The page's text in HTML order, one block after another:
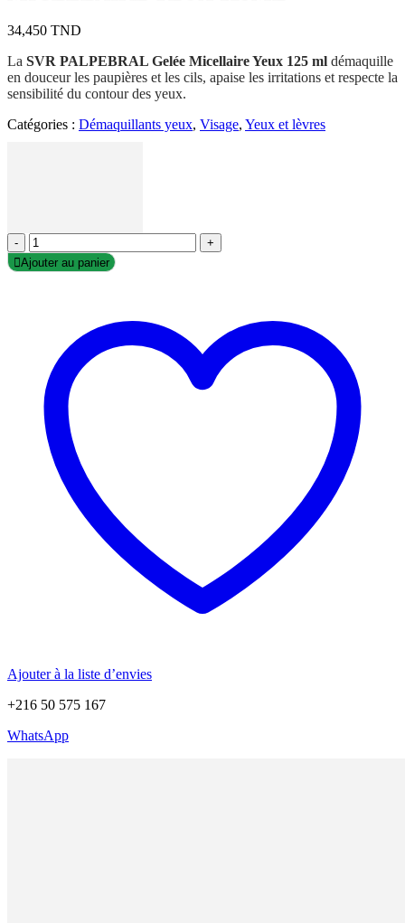
34,450 TND
La SVR PALPEBRAL Gelée Micellaire Yeux 125 ml démaquille
en douceur les paupières et les cils, apaise les irritations et respecte la
sensibilité du contour des yeux.
Catégories : Démaquillants yeux, Visage, Yeux et lèvres
-
+
Ajouter au panier
Ajouter à la liste d’envies
+216 50 575 167
WhatsApp